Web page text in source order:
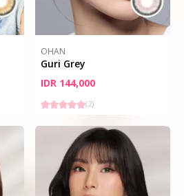
OHAN
Guri Grey
IDR 144,000
(2)